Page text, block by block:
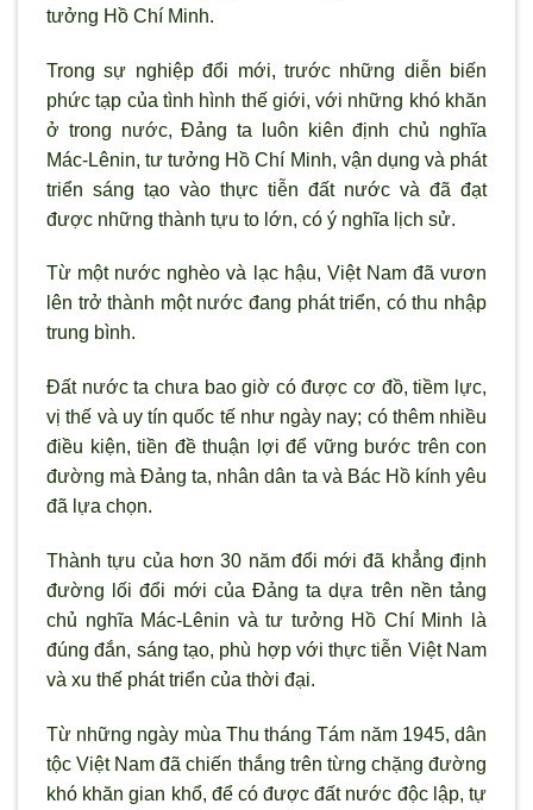
tưởng Hồ Chí Minh.
Trong sự nghiệp đổi mới, trước những diễn biến
phức tạp của tình hình thế giới, với những khó khăn
ở trong nước, Đảng ta luôn kiên định chủ nghĩa
Mác-Lênin, tư tưởng Hồ Chí Minh, vận dụng và phát
triển sáng tạo vào thực tiễn đất nước và đã đạt
được những thành tựu to lớn, có ý nghĩa lịch sử.
Từ một nước nghèo và lạc hậu, Việt Nam đã vươn
lên trở thành một nước đang phát triển, có thu nhập
trung bình.
Đất nước ta chưa bao giờ có được cơ đồ, tiềm lực,
vị thế và uy tín quốc tế như ngày nay; có thêm nhiều
điều kiện, tiền đề thuận lợi để vững bước trên con
đường mà Đảng ta, nhân dân ta và Bác Hồ kính yêu
đã lựa chọn.
Thành tựu của hơn 30 năm đổi mới đã khẳng định
đường lối đổi mới của Đảng ta dựa trên nền tảng
chủ nghĩa Mác-Lênin và tư tưởng Hồ Chí Minh là
đúng đắn, sáng tạo, phù hợp với thực tiễn Việt Nam
và xu thế phát triển của thời đại.
Từ những ngày mùa Thu tháng Tám năm 1945, dân
tộc Việt Nam đã chiến thắng trên từng chặng đường
khó khăn gian khổ, để có được đất nước độc lập, tự